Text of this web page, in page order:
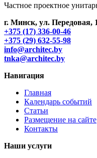
Частное проектное
г. Минск, ул. Передовая,
+375 (17) 336-00-46
+375 (29) 632-55-98
info@architec.by
tnka@architec.by
Навигация
Главная
Календарь событий
Статьи
Размещение на сайте
Контакты
Наши услуги